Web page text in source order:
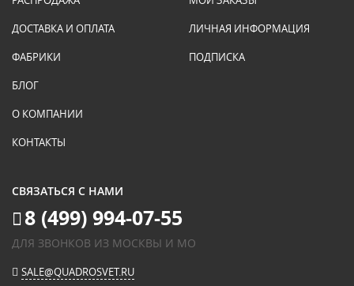
ДОСТАВКА И ОПЛАТА
ФАБРИКИ
БЛОГ
О КОМПАНИИ
КОНТАКТЫ
ЛИЧНАЯ ИНФОРМАЦИЯ
ПОДПИСКА
СВЯЗАТЬСЯ С НАМИ
8 (499) 994-07-55
ДЛЯ ЗВОНКОВ ИЗ МОСКВЫ И МО
SALE@QUADROSVET.RU